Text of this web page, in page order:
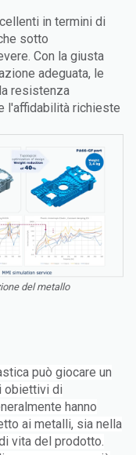
in termini di
sotto
Con la giusta
adeguata, le
resistenza
l'affidabilità richieste
del metallo
può giocare un
obiettivi di
hanno
ai metalli, sia nella
vita del prodotto.